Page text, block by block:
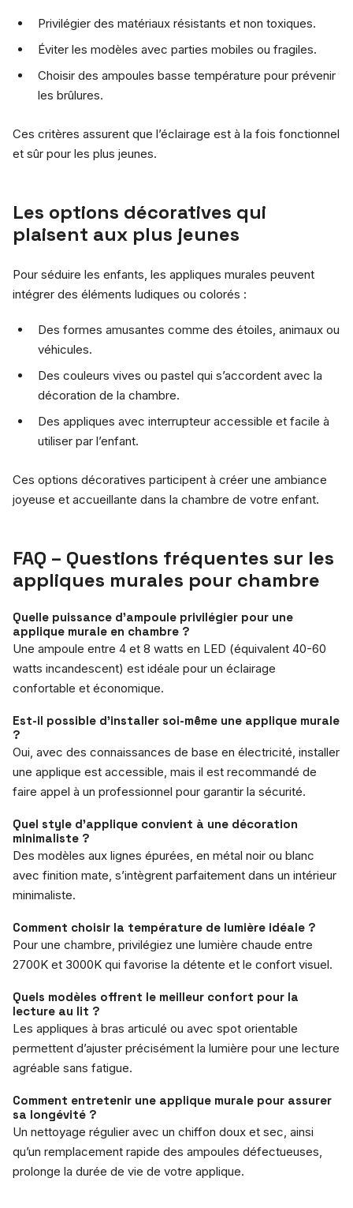
Privilégier des matériaux résistants et non toxiques.
Éviter les modèles avec parties mobiles ou fragiles.
Choisir des ampoules basse température pour prévenir
les brûlures.
Ces critères assurent que l’éclairage est à la fois fonctionnel
et sûr pour les plus jeunes.
Les options décoratives qui
plaisent aux plus jeunes
Pour séduire les enfants, les appliques murales peuvent
intégrer des éléments ludiques ou colorés :
Des formes amusantes comme des étoiles, animaux ou
véhicules.
Des couleurs vives ou pastel qui s’accordent avec la
décoration de la chambre.
Des appliques avec interrupteur accessible et facile à
utiliser par l’enfant.
Ces options décoratives participent à créer une ambiance
joyeuse et accueillante dans la chambre de votre enfant.
FAQ – Questions fréquentes sur les
appliques murales pour chambre
Quelle puissance d’ampoule privilégier pour une
applique murale en chambre ?
Une ampoule entre 4 et 8 watts en LED (équivalent 40-60
watts incandescent) est idéale pour un éclairage
confortable et économique.
Est-il possible d’installer soi-même une applique murale
?
Oui, avec des connaissances de base en électricité, installer
une applique est accessible, mais il est recommandé de
faire appel à un professionnel pour garantir la sécurité.
Quel style d’applique convient à une décoration
minimaliste ?
Des modèles aux lignes épurées, en métal noir ou blanc
avec finition mate, s’intègrent parfaitement dans un intérieur
minimaliste.
Comment choisir la température de lumière idéale ?
Pour une chambre, privilégiez une lumière chaude entre
2700K et 3000K qui favorise la détente et le confort visuel.
Quels modèles offrent le meilleur confort pour la
lecture au lit ?
Les appliques à bras articulé ou avec spot orientable
permettent d’ajuster précisément la lumière pour une lecture
agréable sans fatigue.
Comment entretenir une applique murale pour assurer
sa longévité ?
Un nettoyage régulier avec un chiffon doux et sec, ainsi
qu’un remplacement rapide des ampoules défectueuses,
prolonge la durée de vie de votre applique.